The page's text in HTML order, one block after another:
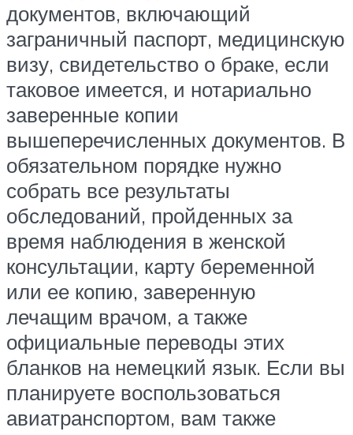
документов, включающий
заграничный паспорт, медицинскую
визу, свидетельство о браке, если
таковое имеется, и нотариально
заверенные копии
вышеперечисленных документов. В
обязательном порядке нужно
собрать все результаты
обследований, пройденных за
время наблюдения в женской
консультации, карту беременной
или ее копию, заверенную
лечащим врачом, а также
официальные переводы этих
бланков на немецкий язык. Если вы
планируете воспользоваться
авиатранспортом, вам также